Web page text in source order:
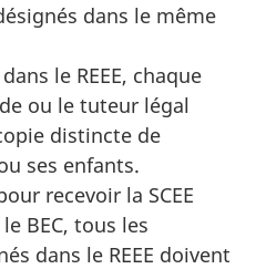
dans le même
le REEE, chaque
ou le tuteur légal
distincte de
ses enfants.
recevoir la SCEE
BEC, tous les
dans le REEE doivent